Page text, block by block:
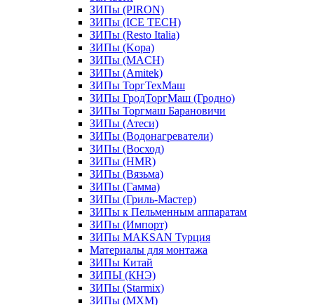
ЗИПы (PIRON)
ЗИПы (ICE TECH)
ЗИПы (Resto Italia)
ЗИПы (Kopa)
ЗИПы (MACH)
ЗИПы (Amitek)
ЗИПы ТоргТехМаш
ЗИПы ГродТоргМаш (Гродно)
ЗИПы Торгмаш Барановичи
ЗИПы (Атеси)
ЗИПы (Водонагреватели)
ЗИПы (Восход)
ЗИПы (HMR)
ЗИПы (Вязьма)
ЗИПы (Гамма)
ЗИПы (Гриль-Мастер)
ЗИПы к Пельменным аппаратам
ЗИПы (Импорт)
ЗИПы MAKSAN Турция
Материалы для монтажа
ЗИПы Китай
ЗИПЫ (КНЭ)
ЗИПы (Starmix)
ЗИПы (МХМ)